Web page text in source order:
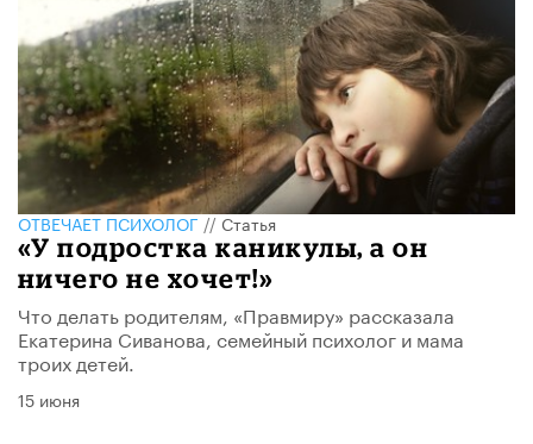
ОТВЕЧАЕТ ПСИХОЛОГ//Статья
«У подростка каникулы, а он
ничего не хочет!»
Что делать родителям, «Правмиру» рассказала
Екатерина Сиванова, семейный психолог и мама
троих детей.
15 июня